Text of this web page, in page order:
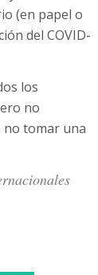
(en papel o
del COVID-
los
no
no tomar una